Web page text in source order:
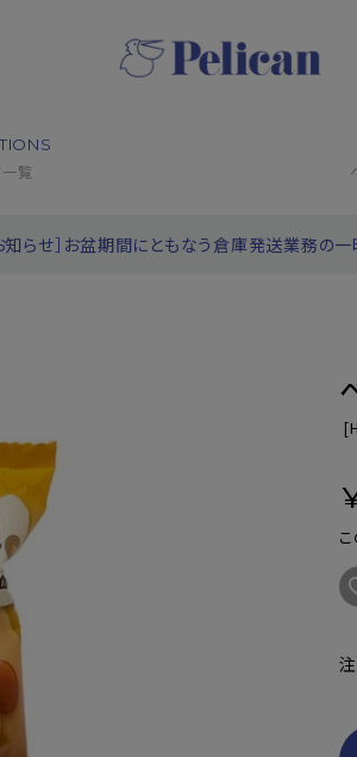
一覧
知らせ］お盆期間にともなう倉庫発送業務の
[